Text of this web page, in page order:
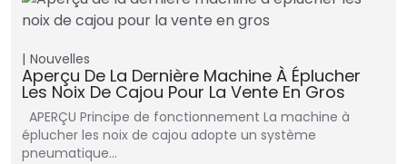
Nouvelles
Aperçu De La Dernière Machine À Éplucher
Les Noix De Cajou Pour La Vente En Gros
APERÇU Principe de fonctionnement La machine à
éplucher les noix de cajou adopte un système
pneumatique…